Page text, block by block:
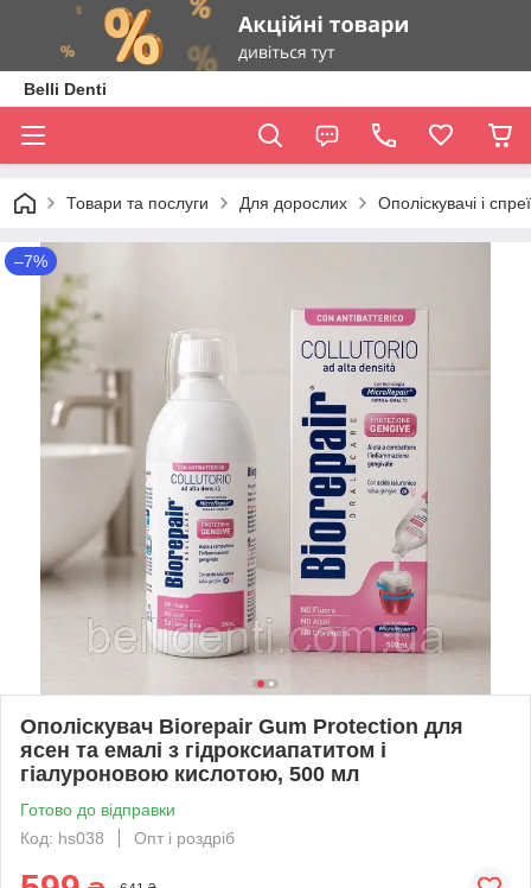
Belli Denti
Товари та послуги Для дорослих Ополіскувачі і
–7%
Ополіскувач Biorepair Gum Protection для
ясен та емалі з гідроксиапатитом і
гіалуроновою кислотою, 500 мл
Готово до відправки
Код: hs038
Опт і роздріб